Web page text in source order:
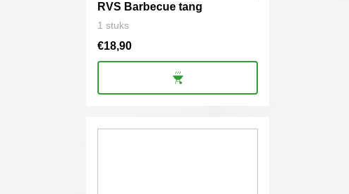
RVS Barbecue tang
1 stuks
€18,90